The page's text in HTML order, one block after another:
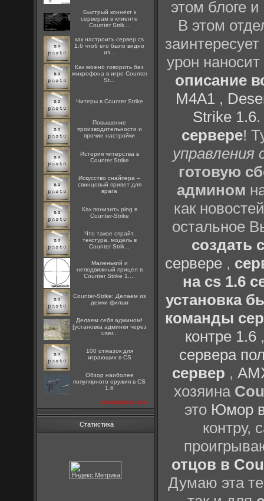
Быстрый коннект к
серверам в клиенте
Counter Strik...
как настроить сервер cs
1.6 чтоб его было видно
из...
Как можно говорить без
микрофона в игре Counter
St...
Читеры в Counter Strike
Повышение
производительности и
прочие настройки
История читерства в
Counter Strike
Искусство снайпера –
свинцовый привет для
врага
Как понизить ping в
Counter-Strike
Что такое спрайт,
текстура, модель в
Counter Strik...
Маленький и
неподвижный прицел в
Counter Strike 1....
Counter-Strike: Делаем из
демки фильм
Делаем себя админом!
[установка админки через
user...
100 отмазок для
играющих в CS
Обзор наиболее
популярного оружия в CS
1.6
посмотреть все
Статистика
этом блоге
В этом
урон
описание
M4A1 ,
Strike 1.6
сервере!
управления
готовую
админом
как
остальное
создать
сервере,
на cs 1.6
установка
команды
контре 1.6
сервера
сервер ,
хозяина
это Юмор в
контру,
отцов в
Думаю эта